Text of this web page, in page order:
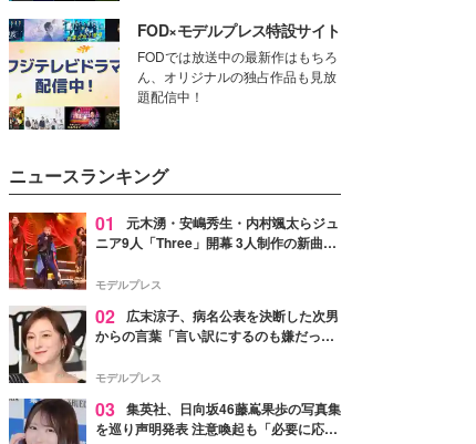
FOD×モデルプレス特設サイト
FODでは放送中の最新作はもちろ
ん、オリジナルの独占作品も見放
題配信中！
ニュースランキング
01
元木湧・安嶋秀生・内村颯太らジュ
ニア9人「Three」開幕 3人制作の新曲＆
進んで夢を掴みたい」【ゲネプロレポ】
モデルプレス
02
広末涼子、病名公表を決断した次男
からの言葉「言い訳にするのも嫌だっ
モデルプレス
03 集英社、日向坂46藤嶌果歩の写真集
を巡り声明発表 注意喚起も「必要に応じ